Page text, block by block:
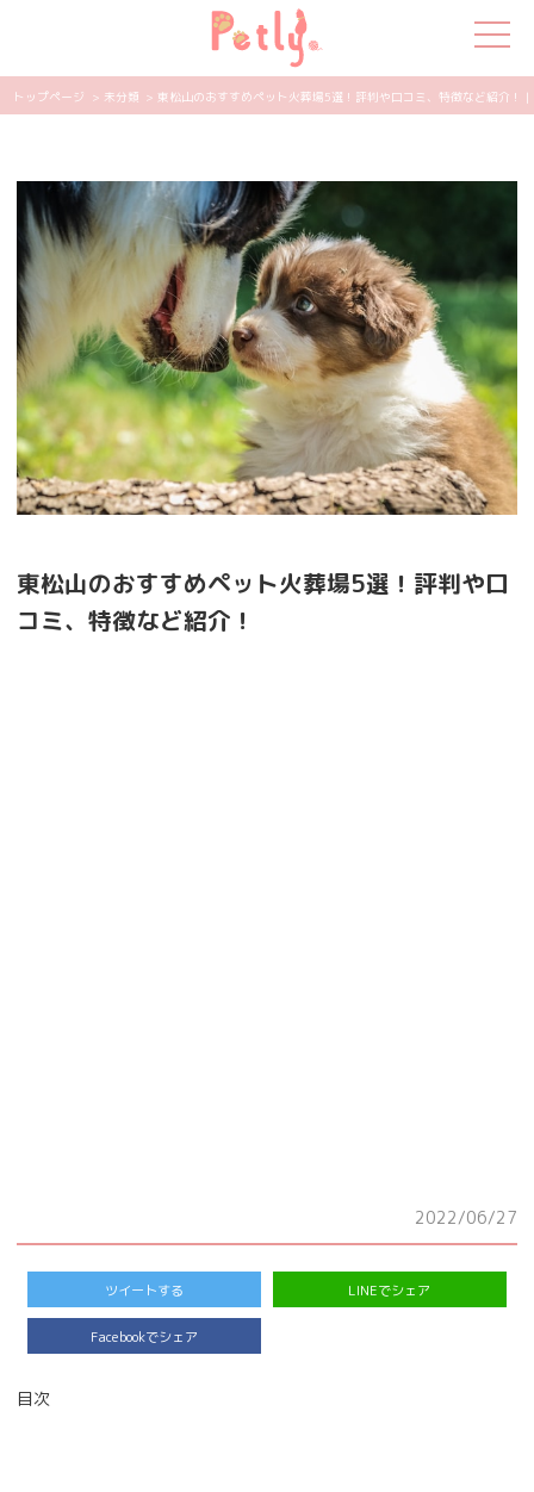
猫の特集
ペット用品
飼い主さんの悩み
ペットの気持ち
知って得する
エンタメ
トップページ > 未分類 > 東松山のおすすめペット火葬場5選！評判や口コミ、特徴など紹介！ |
東松山のおすすめペット火葬場5選！評判や口
コミ、特徴など紹介！
2022/06/27
ツイートする LINEでシェア
Facebookでシェア
目次